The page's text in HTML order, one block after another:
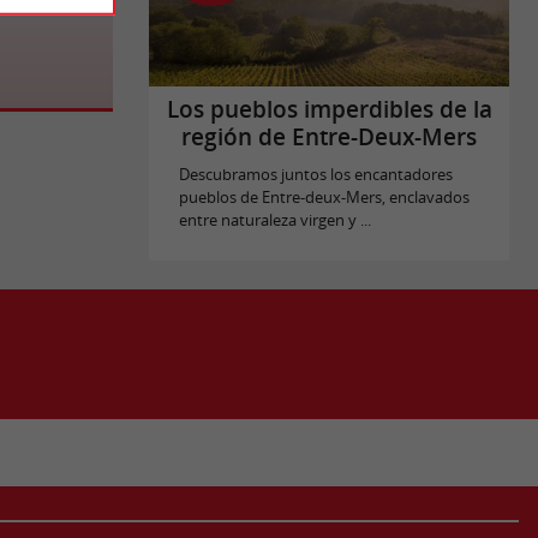
Los pueblos imperdibles de la
región de Entre-Deux-Mers
Descubramos juntos los encantadores
pueblos de Entre-deux-Mers, enclavados
entre naturaleza virgen y ...